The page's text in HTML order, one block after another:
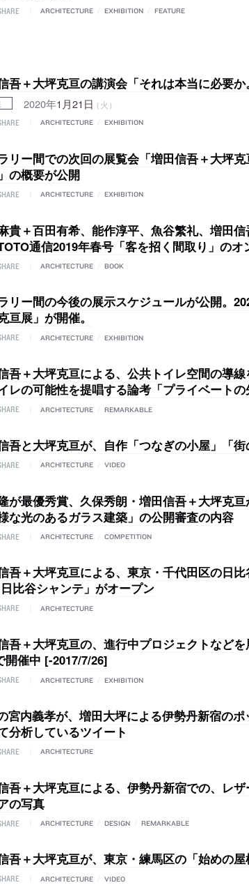
ARCHITECTURE EXHIBITION FEATURE
吾＋大坪克亘の講演会「それは本当に必要
2020年1月21日（火）
ARCHITECTURE EXHIBITION
リー間での次回の展覧会「増田信吾＋大坪
の概要が公開
ARCHITECTURE EXHIBITION
貴＋百田有希、能作淳平、魚谷繁礼、増田
通信2019年春号「客を招く間取り」のオ
ARCHITECTURE BOOK
リー間の今後の展示スケジュールが公開。
亘展」が開催。
ARCHITECTURE EXHIBITION
吾＋大坪克亘による、公共トイレ空間の導
レの可能性を提唱する論考「プライベート
ARCHITECTURE REMARKABLE
吾と大坪克亘が、自作「つなぎの小屋」「
ARCHITECTURE VIDEO
が最優秀賞、久保秀朗・増田信吾＋大坪克
様な光のあるガラス建築」の公開審査の内容
ARCHITECTURE COMPETITION
吾＋大坪克亘による、東京・千代田区の日
比谷シャンテ」がオープン
ARCHITECTURE
吾＋大坪克亘の、進行中プロジェクトなど
開催中 [-2017/7/26]
ARCHITECTURE EXHIBITION
宮内義孝が、増田大坪による伊勢丹新宿の
分析しているツイート
ARCHITECTURE
吾＋大坪克亘による、伊勢丹新宿での、レ
の写真
ARCHITECTURE DESIGN REMARKABLE
吾＋大坪克亘が、東京・練馬区の「始めの
ARCHITECTURE VIDEO